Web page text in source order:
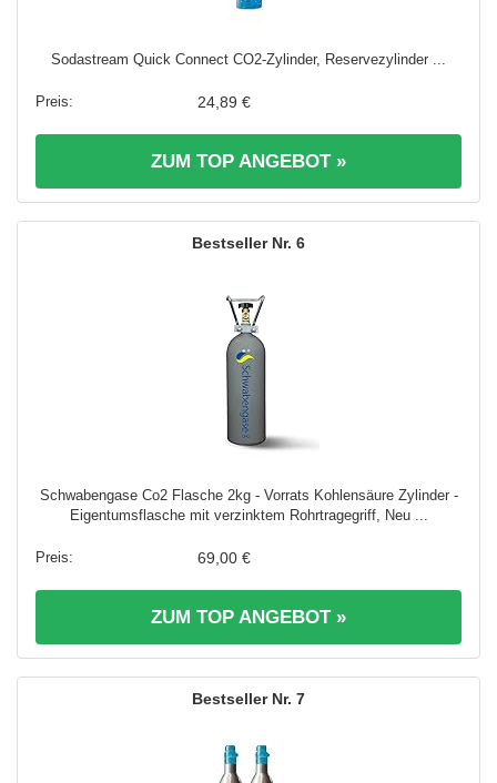
Sodastream Quick Connect CO2-Zylinder, Reservezylinder ...
24,89 €
ZUM TOP ANGEBOT »
6
Schwabengase Co2 Flasche 2kg - Vorrats Kohlensäure Zylinder -
Eigentumsflasche mit verzinktem Rohrtragegriff, Neu ...
69,00 €
ZUM TOP ANGEBOT »
7